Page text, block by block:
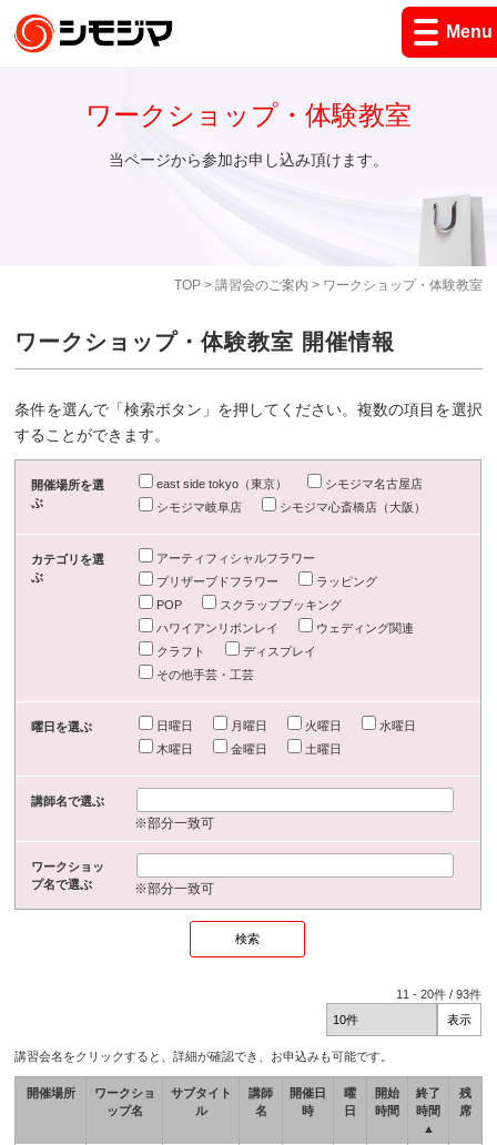
Menu
TOP> 講習会のご案内 > ワークショップ・体験教室
ワークショップ・体験教室
当ページから参加お申し込み頂けます。
ワークショップ・体験教室 開催情報
条件を選んで「検索ボタン」を押してください。複数の項目を選択
することができます。
開催場所を選
ぶ
east side tokyo（東京）
シモジマ名古屋店
シモジマ岐阜店
シモジマ心斎橋店（大阪）
カテゴリを選
ぶ
アーティフィシャルフラワー
プリザーブドフラワー
ラッピング
POP
スクラップブッキング
ハワイアンリボンレイ
ウェディング関連
クラフト
ディスプレイ
その他手芸・工芸
曜日を選ぶ 日曜日 月曜日 火曜日
水曜日
木曜日
金曜日 土曜日
講師名で選ぶ
※部分一致可
ワークショッ
プ名で選ぶ
※部分一致可
11 -20件 /93件
講習会名をクリックすると、詳細が確認でき、お申込みも可能です。
開催場所
ワークショ
ップ名
サブタイト
ル
講師
名
開催日
時
曜
日
開始
時間
終了
時間
▲
残
席